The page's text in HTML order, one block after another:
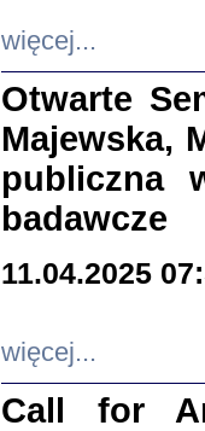
więcej...
Otwarte
Majewska,
publiczna
badawcze
11.04.2025
więcej...
Call for